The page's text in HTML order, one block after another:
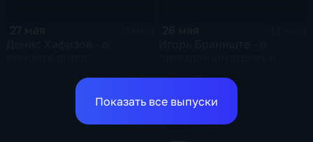
Показать все выпуски